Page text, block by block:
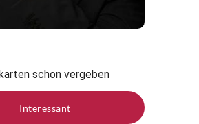
schon vergeben
Interessant